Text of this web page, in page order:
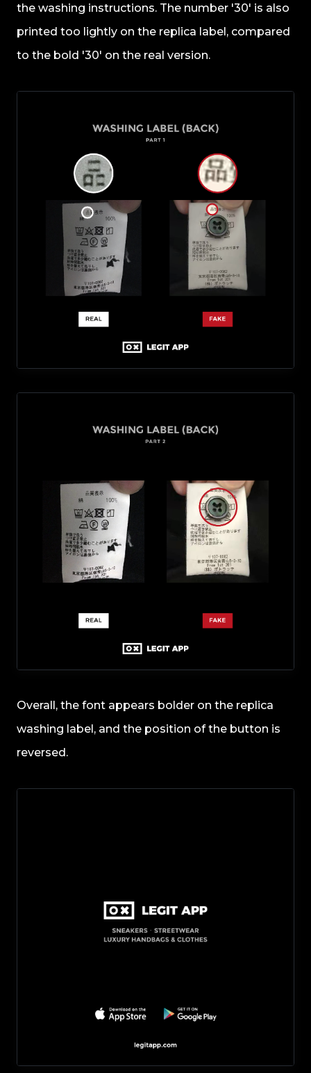
the washing instructions. The number '30' is also
printed too lightly on the replica label, compared
to the bold '30' on the real version.
Overall, the font appears bolder on the replica
washing label, and the position of the button is
reversed.